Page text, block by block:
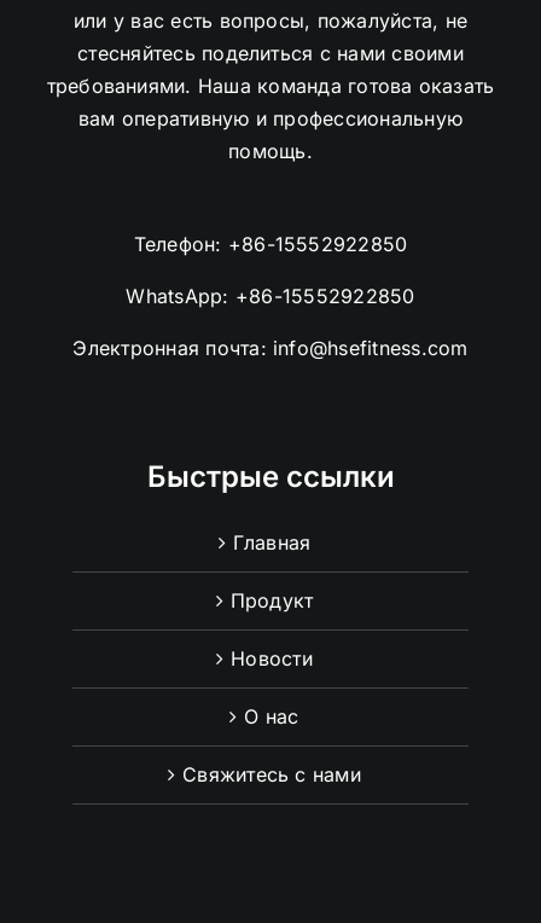
или у вас есть вопросы, пожалуйста, не
стесняйтесь поделиться с нами своими
требованиями. Наша команда готова оказать
вам оперативную и профессиональную
помощь.
Телефон: +86-15552922850
WhatsApp: +86-15552922850
Электронная почта: info@hsefitness.com
Быстрые ссылки
Главная
Продукт
Новости
О нас
Свяжитесь с нами